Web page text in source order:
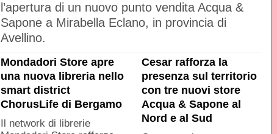
l’apertura di un nuovo punto vendita Acqua &
Sapone a Mirabella Eclano, in provincia di
Avellino.
Mondadori Store apre
una nuova libreria nello
smart district
ChorusLife di Bergamo
Il network di librerie
Cesar rafforza la
presenza sul territorio
con tre nuovi store
Acqua & Sapone al
Nord e al Sud